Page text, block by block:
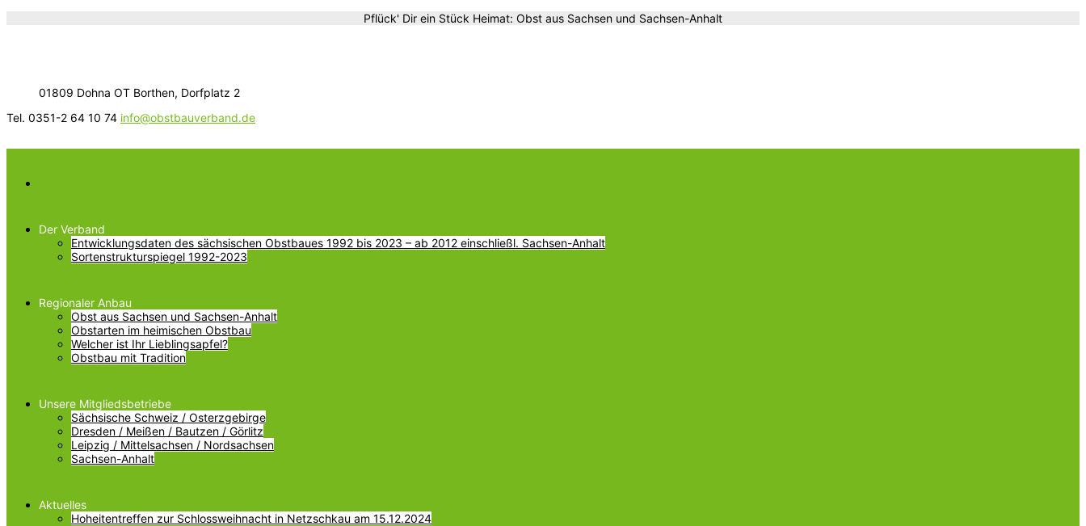
Pflück' Dir ein Stück Heimat: Obst aus Sachsen und Sachsen-Anhalt
01809 Dohna OT Borthen, Dorfplatz 2
Tel. 0351-2 64 10 74 info@obstbauverband.de
Der Verband
Entwicklungsdaten des sächsischen Obstbaues 1992 bis 2023 – ab 2012 einschließl. Sachsen-Anhalt
Sortenstrukturspiegel 1992-2023
Regionaler Anbau
Obst aus Sachsen und Sachsen-Anhalt
Obstarten im heimischen Obstbau
Welcher ist Ihr Lieblingsapfel?
Obstbau mit Tradition
Unsere Mitgliedsbetriebe
Sächsische Schweiz / Osterzgebirge
Dresden / Meißen / Bautzen / Görlitz
Leipzig / Mittelsachsen / Nordsachsen
Sachsen-Anhalt
Aktuelles
Hoheitentreffen zur Schlossweihnacht in Netzschkau am 15.12.2024